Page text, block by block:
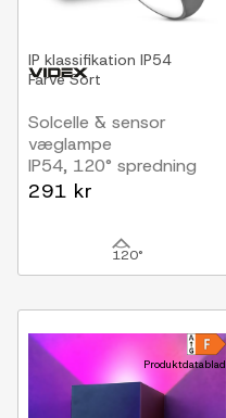
IP klassifikation IP54
FarveSort
Solcelle & sensor
væglampe
IP54, 120° spredning
291 kr
120°
Produktdatablad